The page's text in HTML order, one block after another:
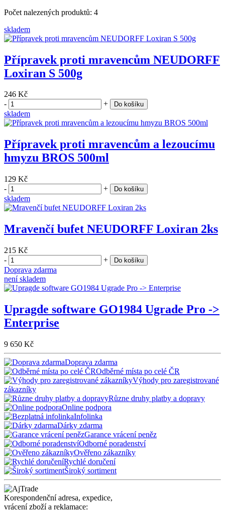
Počet nalezených produktů: 4
skladem
Přípravek proti mravencům NEUDORFF
Loxiran S 500g
246 Kč
-
+ Do košíku
skladem
Přípravek proti mravencům a lezoucímu
hmyzu BROS 500ml
129 Kč
-
+ Do košíku
skladem
Mravenčí bufet NEUDORFF Loxiran 2ks
215 Kč
-
+ Do košíku
Doprava zdarma
není skladem
Upragde software GO1984 Ugrade Pro ->
Enterprise
9 650 Kč
Doprava zdarma
Odběrné místa po celé ČR
Výhody pro zaregistrované
zákazníky
Různe druhy platby a dopravy
Online podpora
Infolinka
Dárky zdarma
Garance vrácení peněz
Odborné poradenství
Ověřeno zákazníky
Rychlé doručení
Široký sortiment
Korespondenční adresa, expedice,
vrácení zboží a reklamace: